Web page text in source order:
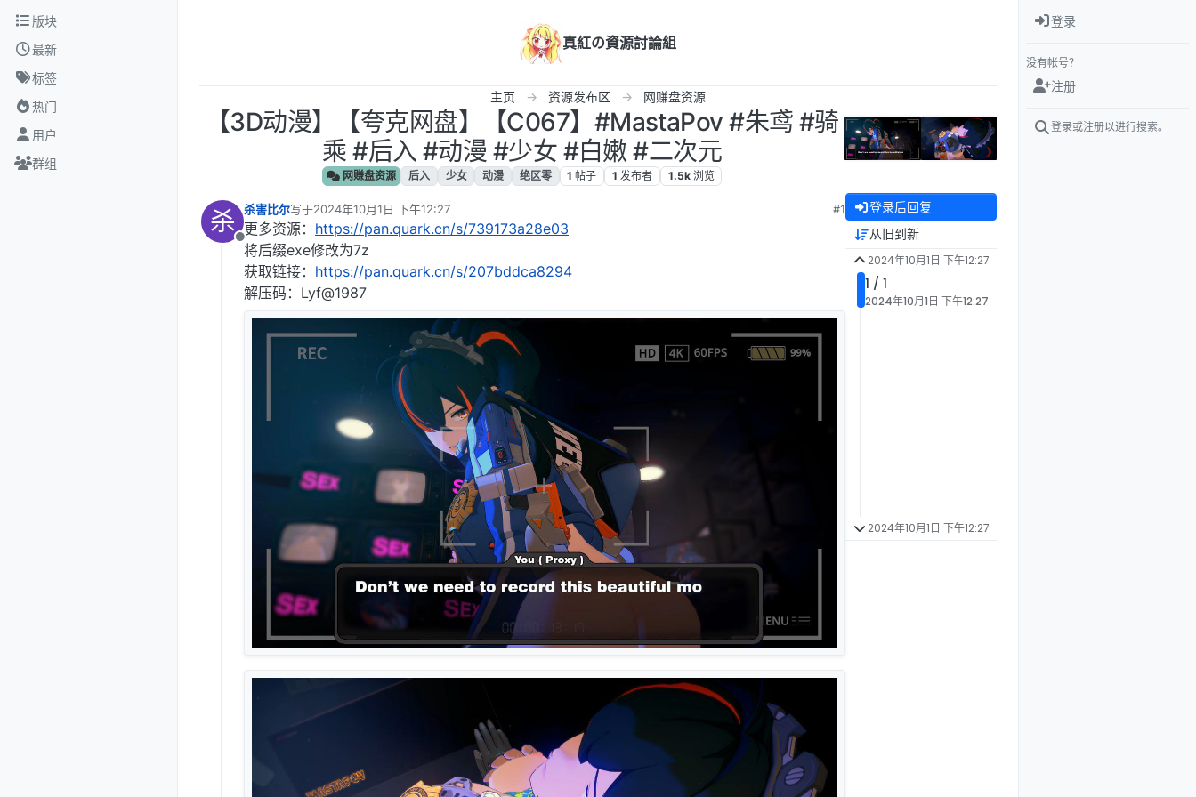
跳转至内容
版块
最新
标签
热门
用户
群组
真紅の資源討論組
主页 资源发布区 网赚盘资源
【3D动漫】‎【夸克网盘】【C067】#MastaPov #朱鸢 #骑
乘 #后入 #动漫 #少女 #白嫩 #二次元
网赚盘资源 后入 少女 动漫 绝区零 1 帖子 1 发布者 1.5k 浏览
杀
离线
杀害比尔写于2024年10月1日 下午12:27
最后由 编辑
#1
更多资源： https://pan.quark.cn/s/739173a28e03
将后缀exe修改为7z
获取链接： https://pan.quark.cn/s/207bddca8294
解压码：Lyf@1987
登录后回复
从旧到新
2024年10月1日 下午12:27
1 / 1
2024年10月1日 下午12:27
2024年10月1日 下午12:27
登录
没有帐号？
注册
登录或注册以进行搜索。